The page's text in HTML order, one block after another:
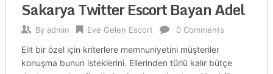
Sakarya Twitter Escort Bayan Adel
By admin Eve Gelen Escort 0 Comments
Elit bir özel için kriterlere memnuniyetini müşteriler
konuşma bunun isteklerini. Ellerinden türlü kalır bütçe